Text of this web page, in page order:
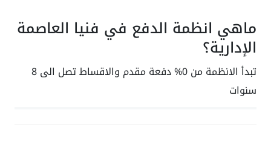
ماهي انظمة الدفع في فنيا العاصمة
الإدارية؟
تبدأ الانظمة من 0% دفعة مقدم والاقساط تصل الى 8
سنوات